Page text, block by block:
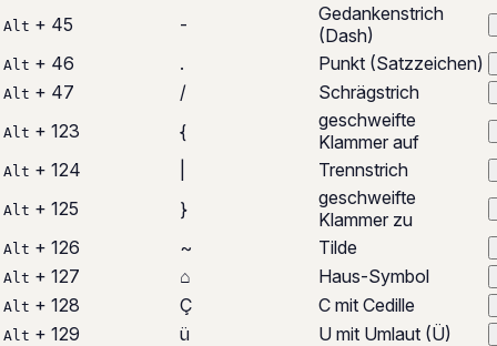
Alt + 45 -
Gedankenstrich
(Dash)
Alt + 46 . Punkt (Satzzeichen)
Alt + 47 / Schrägstrich
Alt + 123 {
geschweifte
Klammer auf
Alt + 124 Trennstrich
Alt + 125 }
geschweifte
Klammer zu
Alt + 126 ~ Tilde
Alt + 127 ⌂ Haus-Symbol
Alt + 128 Ç C mit Cedille
Alt + 129 ü U mit Umlaut (Ü)